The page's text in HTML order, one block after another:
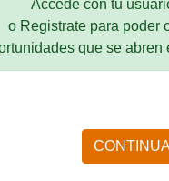
Accedé con tu
o Registrate para poder
que se abren